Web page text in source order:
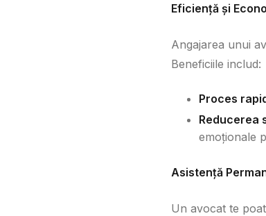
Eficiență și
Angajarea unui
Beneficiile includ:
Proces
Reducerea
emoționale
Asistență
Un avocat te